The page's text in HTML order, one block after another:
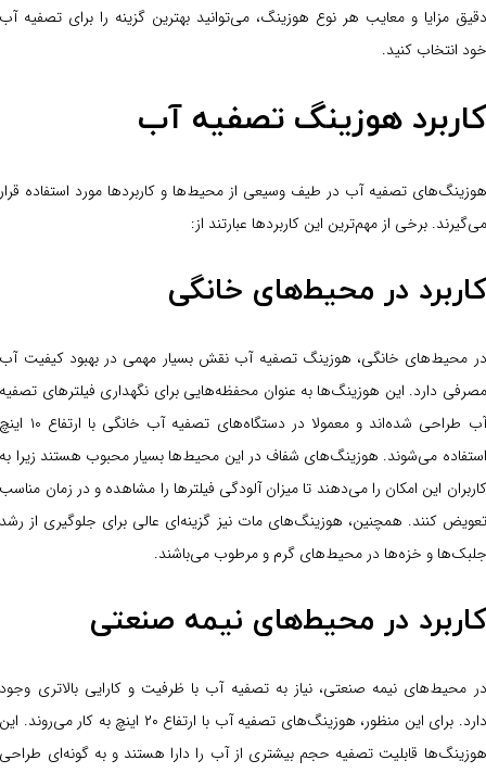
دقیق مزایا و معایب هر نوع هوزینگ، می‌توانید بهترین گزینه را برای تصفیه آب
خود انتخاب کنید.
کاربرد هوزینگ تصفیه آب
هوزینگ‌های تصفیه آب در طیف وسیعی از محیط‌ها و کاربردها مورد استفاده قرار
می‌گیرند. برخی از مهم‌ترین این کاربردها عبارتند از:
کاربرد در محیط‌های خانگی
در محیط‌های خانگی، هوزینگ تصفیه آب نقش بسیار مهمی در بهبود کیفیت آب
مصرفی دارد. این هوزینگ‌ها به عنوان محفظه‌هایی برای نگهداری فیلترهای تصفیه
آب طراحی شده‌اند و معمولا در دستگاه‌های تصفیه آب خانگی با ارتفاع ۱۰ اینچ
استفاده می‌شوند. هوزینگ‌های شفاف در این محیط‌ها بسیار محبوب هستند زیرا به
کاربران این امکان را می‌دهند تا میزان آلودگی فیلترها را مشاهده و در زمان مناسب
تعویض کنند. همچنین، هوزینگ‌های مات نیز گزینه‌ای عالی برای جلوگیری از رشد
جلبک‌ها و خزه‌ها در محیط‌های گرم و مرطوب می‌باشند.
کاربرد در محیط‌های نیمه صنعتی
در محیط‌های نیمه صنعتی، نیاز به تصفیه آب با ظرفیت و کارایی بالاتری وجود
دارد. برای این منظور، هوزینگ‌های تصفیه آب با ارتفاع ۲۰ اینچ به کار می‌روند. این
هوزینگ‌ها قابلیت تصفیه حجم بیشتری از آب را دارا هستند و به گونه‌ای طراحی